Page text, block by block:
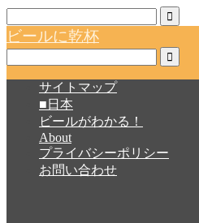
ビールに乾杯
サイトマップ
■日本
ビールがわかる！
About
プライバシーポリシー
お問い合わせ